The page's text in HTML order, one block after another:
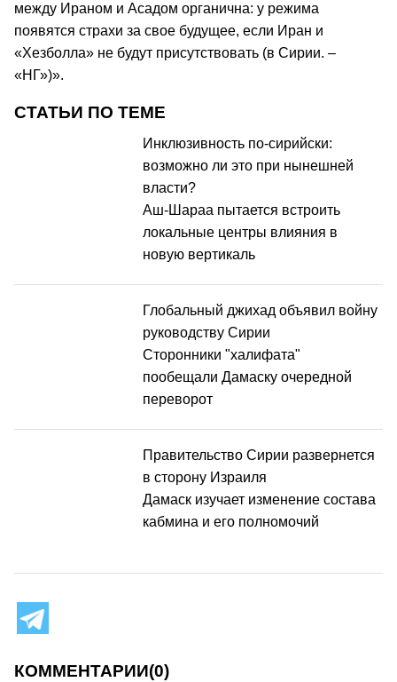
между Ираном и Асадом органична: у режима
появятся страхи за свое будущее, если Иран и
«Хезболла» не будут присутствовать (в Сирии. –
«НГ»)».
СТАТЬИ ПО ТЕМЕ
Инклюзивность по-сирийски:
возможно ли это при нынешней
власти?
Аш-Шараа пытается встроить
локальные центры влияния в
новую вертикаль
Глобальный джихад объявил войну
руководству Сирии
Сторонники "халифата"
пообещали Дамаску очередной
переворот
Правительство Сирии развернется
в сторону Израиля
Дамаск изучает изменение состава
кабмина и его полномочий
КОММЕНТАРИИ(0)